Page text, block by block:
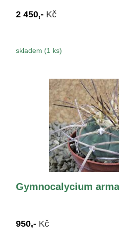
2 450,- Kč
skladem (1 ks)
Gymnocalycium
950,- Kč